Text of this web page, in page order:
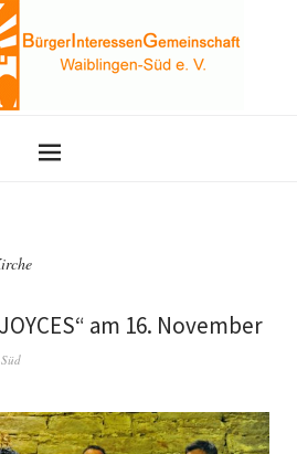
am 16. November